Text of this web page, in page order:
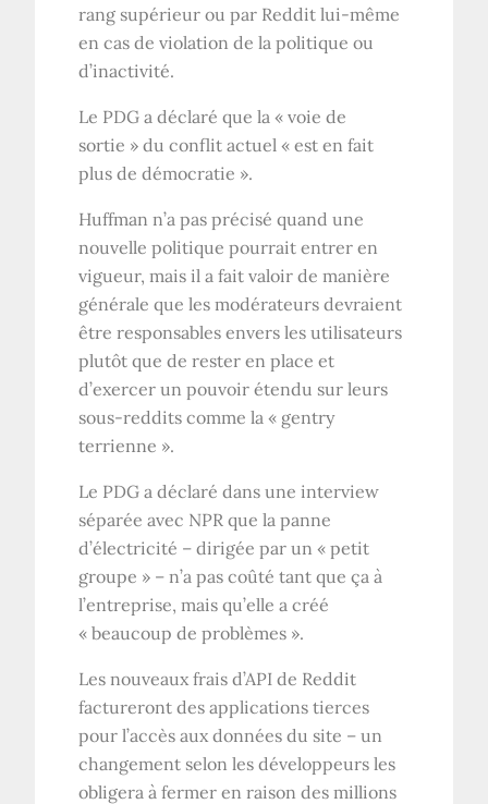
rang supérieur ou par Reddit lui-même
en cas de violation de la politique ou
d’inactivité.
Le PDG a déclaré que la « voie de
sortie » du conflit actuel « est en fait
plus de démocratie ».
Huffman n’a pas précisé quand une
nouvelle politique pourrait entrer en
vigueur, mais il a fait valoir de manière
générale que les modérateurs devraient
être responsables envers les utilisateurs
plutôt que de rester en place et
d’exercer un pouvoir étendu sur leurs
sous-reddits comme la « gentry
terrienne ».
Le PDG a déclaré dans une interview
séparée avec NPR que la panne
d’électricité – dirigée par un « petit
groupe » – n’a pas coûté tant que ça à
l’entreprise, mais qu’elle a créé
« beaucoup de problèmes ».
Les nouveaux frais d’API de Reddit
factureront des applications tierces
pour l’accès aux données du site – un
changement selon les développeurs les
obligera à fermer en raison des millions